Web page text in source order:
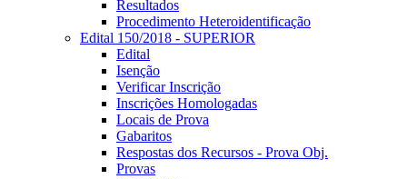
Resultados
Procedimento Heteroidentificação
Edital 150/2018 - SUPERIOR
Edital
Isenção
Verificar Inscrição
Inscrições Homologadas
Locais de Prova
Gabaritos
Respostas dos Recursos - Prova Obj.
Provas